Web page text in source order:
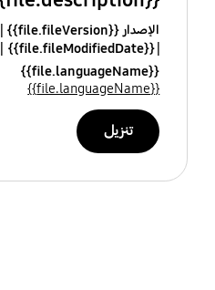
الإصدار {{file.fileVersion}}
{{file.fileModifiedDate}}
{{file.languageName}}
{{file.languageName}}
تنزيل